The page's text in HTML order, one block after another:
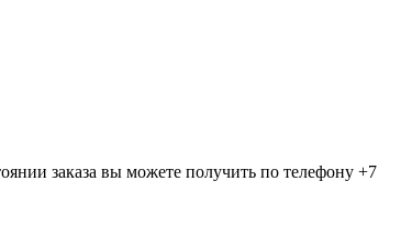
заказа вы можете получить по телефону +7